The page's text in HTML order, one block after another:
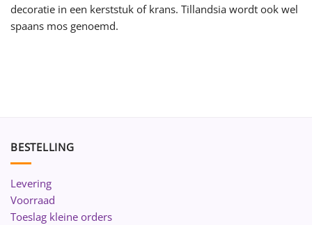
decoratie in een kerststuk of krans. Tillandsia wordt ook wel
spaans mos genoemd.
BESTELLING
Levering
Voorraad
Toeslag kleine orders